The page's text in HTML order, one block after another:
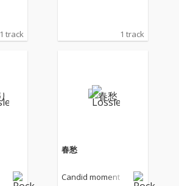
1 track 1 track
春愁
Candid moment